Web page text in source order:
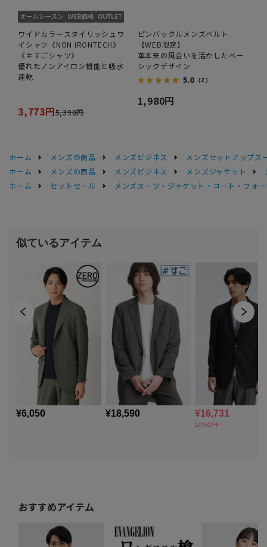
ワイドカラースタイリッシュワ
イシャツ《NON IRONTECH》
《＃すごシャツ》
優れたノンアイロン機能と吸水
速乾
3,773円5,390円
ピンバックルメンズベルト
【WEB限定】
革本来の風合いを活かしたベー
シックデザイン
5.0 （2）
1,980円
ホーム メンズの商品 メンズビジネス
メンズセットアップス
ホーム
メンズの商品 メンズビジネス メンズジャケット
ホーム
セットセール メンズスーツ・ジャケット・コート・フォ